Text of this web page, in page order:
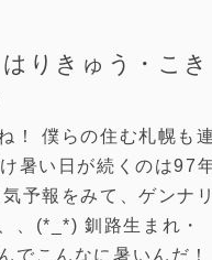
りきゅう・こき
！ 僕らの住む札幌も連
暑い日が続くのは97
予報をみて、ゲンナリ
、(*_*) 釧路生まれ・
でこんなに暑いんだ！